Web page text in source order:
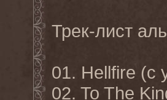
Трек-лист
01. Hellfire (с
02. To The